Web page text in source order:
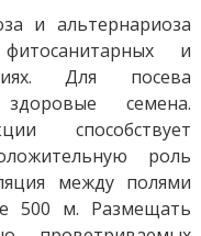
и альтернариоза
и
Для посева
семена.
способствует
роль
между полями
500 м. Размещать